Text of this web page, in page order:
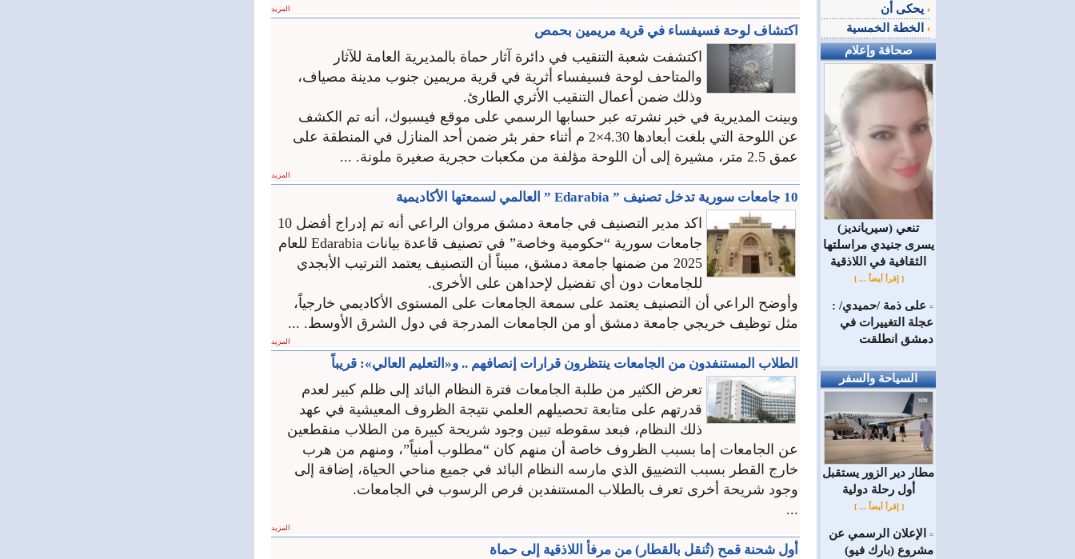
المزيد
اكتشاف لوحة فسيفساء في قرية مريمين بحمص
اكتشفت شعبة التنقيب في دائرة آثار حماة بالمديرية العامة للآثار
والمتاحف لوحة فسيفساء أثرية في قرية مريمين جنوب مدينة مصياف،
وذلك ضمن أعمال التنقيب الأثري الطارئ.
وبينت المديرية في خبر نشرته عبر حسابها الرسمي على موقع فيسبوك، أنه تم الكشف
عن اللوحة التي بلغت أبعادها 4.30×2 م أثناء حفر بئر ضمن أحد المنازل في المنطقة على
عمق 2.5 متر، مشيرة إلى أن اللوحة مؤلفة من مكعبات حجرية صغيرة ملونة. ...
المزيد
10 جامعات سورية تدخل تصنيف ” Edarabia ” العالمي لسمعتها الأكاديمية
اكد مدير التصنيف في جامعة دمشق مروان الراعي أنه تم إدراج أفضل 10
جامعات سورية “حكومية وخاصة” في تصنيف قاعدة بيانات Edarabia للعام
2025 من ضمنها جامعة دمشق، مبيناً أن التصنيف يعتمد الترتيب الأبجدي
للجامعات دون أي تفضيل لإحداهن على الأخرى.
وأوضح الراعي أن التصنيف يعتمد على سمعة الجامعات على المستوى الأكاديمي خارجياً،
مثل توظيف خريجي جامعة دمشق أو من الجامعات المدرجة في دول الشرق الأوسط. ...
المزيد
الطلاب المستنفدون من الجامعات ينتظرون قرارات إنصافهم .. و«التعليم العالي»: قريباً
تعرض الكثير من طلبة الجامعات فترة النظام البائد إلى ظلم كبير لعدم
قدرتهم على متابعة تحصيلهم العلمي نتيجة الظروف المعيشية في عهد
ذلك النظام، فبعد سقوطه تبين وجود شريحة كبيرة من الطلاب منقطعين
عن الجامعات إما بسبب الظروف خاصة أن منهم كان “مطلوب أمنياً”، ومنهم من هرب
خارج القطر بسبب التضييق الذي مارسه النظام البائد في جميع مناحي الحياة، إضافة إلى
وجود شريحة أخرى تعرف بالطلاب المستنفدين فرص الرسوب في الجامعات.
...
المزيد
أول شحنة قمح (تُنقل بالقطار) من مرفأ اللاذقية إلى حماة
صحافة وإعلام
(سيريانديز) تنعي
يسرى جنيدي مراسلتها
الثقافية في اللاذقية
[ إقرأ أيضاً ... ]
= على ذمة /حميدي/ :
عجلة التغييرات في
دمشق انطلقت
السياحة والسفر
مطار دير الزور يستقبل
أول رحلة دولية
[ إقرأ أيضاً ... ]
=
الإعلان الرسمي عن
مشروع (بارك فيو)